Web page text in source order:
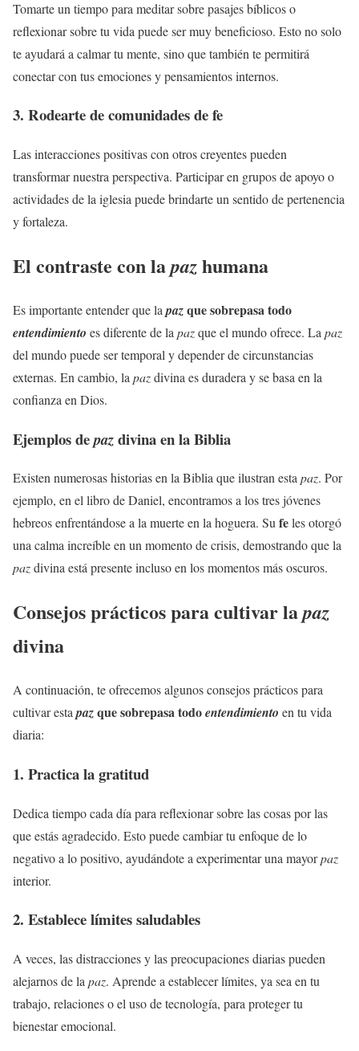
Tomarte un tiempo para meditar sobre pasajes bíblicos o
reflexionar sobre tu vida puede ser muy beneficioso. Esto no solo
te ayudará a calmar tu mente, sino que también te permitirá
conectar con tus emociones y pensamientos internos.
3. Rodearte de comunidades defe
Las interacciones positivas con otros creyentes pueden
transformar nuestra perspectiva. Participar en grupos de apoyo o
actividades de la iglesia puede brindarte un sentido de pertenencia
y fortaleza.
El contraste con lapazhumana
Es importante entender que la pazque sobrepasa todo
entendimiento es diferente de la pazque el mundo ofrece. La paz
del mundo puede ser temporal y depender de circunstancias
externas. En cambio, la pazdivina es duradera y se basa en la
confianza en Dios.
Ejemplos depazdivina en la Biblia
Existen numerosas historias en la Biblia que ilustran estapaz. Por
ejemplo, en el libro de Daniel, encontramos a los tres jóvenes
hebreos enfrentándose a la muerte en la hoguera. Sufeles otorgó
una calma increíble en un momento de crisis, demostrando que la
pazdivina está presente incluso en los momentos más oscuros.
Consejos prácticos para cultivar lapaz
divina
A continuación, te ofrecemos algunos consejos prácticos para
cultivar esta pazque sobrepasa todoentendimiento en tu vida
diaria:
1. Practica la gratitud
Dedica tiempo cada día para reflexionar sobre las cosas por las
que estás agradecido. Esto puede cambiar tu enfoque de lo
negativo a lo positivo, ayudándote a experimentar una mayorpaz
interior.
2. Establece límites saludables
A veces, las distracciones y las preocupaciones diarias pueden
alejarnos de la paz. Aprende a establecer límites, ya sea en tu
trabajo, relaciones o el uso de tecnología, para proteger tu
bienestar emocional.